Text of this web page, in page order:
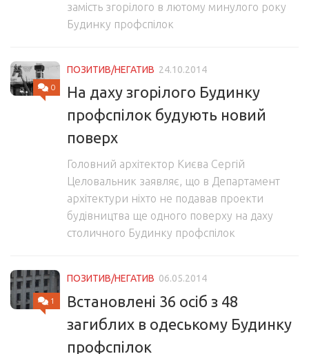
замість згорілого в лютому минулого року
Будинку профспілок
0
ПОЗИТИВ/НЕГАТИВ 24.10.2014
На даху згорілого Будинку
профспілок будують новий
поверх
Головний архітектор Києва Сергій
Целовальник заявляє, що в Департамент
архітектури ніхто не подавав проекти
будівництва ще одного поверху на даху
столичного Будинку профспілок
1
ПОЗИТИВ/НЕГАТИВ 06.05.2014
Встановлені 36 осіб з 48
загиблих в одеському Будинку
профспілок